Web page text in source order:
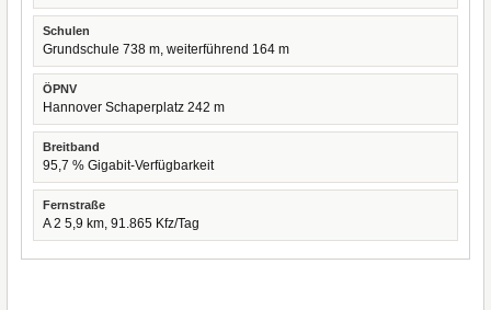
Schulen
Grundschule 738 m, weiterführend 164 m
ÖPNV
Hannover Schaperplatz 242 m
Breitband
95,7 % Gigabit-Verfügbarkeit
Fernstraße
A 2 5,9 km, 91.865 Kfz/Tag